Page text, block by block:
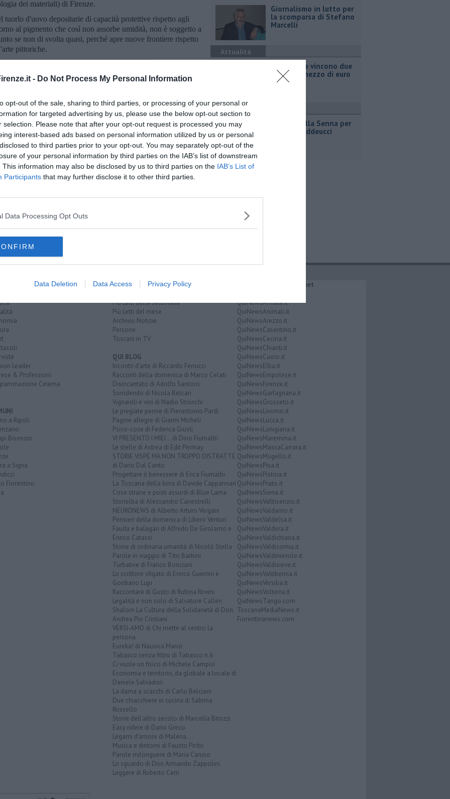
- Do Not Process My Personal Information
opt-out of the sale, sharing to third parties, or processing of your personal or
for targeted advertising by us, please use the below opt-out section to
selection. Please note that after your opt-out request is processed you may
interest-based ads based on personal information utilized by us or personal
to third parties prior to your opt-out. You may separately opt-out of the
of your personal information by third parties on the IAB’s list of downstream
This information may also be disclosed by us to third parties on the IAB’s List of
Participants that may further disclose it to other third parties.
Data Processing Opt Outs
Data Deletion Data Access Privacy Policy
dei materiali) di Firenze.
tuorlo d'uovo depositarie di capacità protettive rispetto agli
al pigmento che così non assorbe umidità, non è soggetto a
se non di svolta quasi, perché apre nuove frontiere rispetto
pittoriche.
iscriviti allaNewsletter QUInews - ToscanaMedia.
nella tua casella di posta.
del Caucaso
dimettersi
Giornalismo in lutto per
la scomparsa di Stefano
Marcelli
Attualità
Grattano e vincono due
milioni e mezzo di euro
Sport
Due ori nella Senna per
Ginevra Taddeucci
Leader
& Professioni
Cinema
a Ripoli
Bisenzio
a Signa
Fiorentino
RUBRICHE
Più Letti della settimana
Più Letti del mese
Archivio Notizie
Persone
Toscani in TV
QUI BLOG
Incontri d'arte di Riccardo Ferrucci
Racconti della domenica di Marco Celati
Disincantato di Adolfo Santoro
Sorridendo di Nicola Belcari
Vignaioli e vini di Nadio Stronchi
Le pregiate penne di Pierantonio Pardi
Pagine allegre di Gianni Micheli
Psico-cose di Federica Giusti
VI PRESENTO I MIEI... di Dino Fiumalbi
Le stelle di Astrea di Edit Permay
STORIE VISPE MA NON TROPPO DISTRATTE
di Dario Dal Canto
Progettare il benessere di Erica Fiumalbi
La Toscana della birra di Davide Cappannari
Cose strane e posti assurdi di Blue Lama
Storielba di Alessandro Canestrelli
NEURONEWS di Alberto Arturo Vergani
Pensieri della domenica di Libero Venturi
Fauda e balagan di Alfredo De Girolamo e
Enrico Catassi
Storie di ordinaria umanità di Nicolò Stella
Parole in viaggio di Tito Barbini
Turbative di Franco Bonciani
Lo scrittore sfigato di Enrico Guerrini e
Gordiano Lupi
Raccontare di Gusto di Rubina Rovini
Legalità e non solo di Salvatore Calleri
Shalom La Cultura della Solidarietà di Don
Andrea Pio Cristiani
VERSI-AMO di Chi mette al centro la
persona
Eureka! di Nausica Manzi
Tabasco senza filtro di Tabasco n.6
Ci vuole un fisico di Michele Campisi
Economia e territorio, da globale a locale di
Daniele Salvadori
La dama a scacchi di Carlo Belciani
Due chiacchiere in cucina di Sabrina
Rossello
Storie dell'altro secolo di Marcella Bitozzi
Easy ridere di Dario Greco
Legami d'amore di Malena ...
Musica e dintorni di Fausto Pirìto
Parole milonguere di Maria Caruso
Lo sguardo di Don Armando Zappolini
Leggere di Roberto Cerri
IL NETWORK QuiNews.net
QuiNewsAmiata.it
QuiNewsAnimali.it
QuiNewsArezzo.it
QuiNewsCasentino.it
QuiNewsCecina.it
QuiNewsChianti.it
QuiNewsCuoio.it
QuiNewsElba.it
QuiNewsEmpolese.it
QuiNewsFirenze.it
QuiNewsGarfagnana.it
QuiNewsGrosseto.it
QuiNewsLivorno.it
QuiNewsLucca.it
QuiNewsLunigiana.it
QuiNewsMaremma.it
QuiNewsMassaCarrara.it
QuiNewsMugello.it
QuiNewsPisa.it
QuiNewsPistoia.it
QuiNewsPrato.it
QuiNewsSiena.it
QuiNewsValbisenzio.it
QuiNewsValdarno.it
QuiNewsValdelsa.it
QuiNewsValdera.it
QuiNewsValdichiana.it
QuiNewsValdicornia.it
QuiNewsValdinievole.it
QuiNewsValdisieve.it
QuiNewsValtiberina.it
QuiNewsVersilia.it
QuiNewsVolterra.it
QuiNewsTango.com
ToscanaMediaNews.it
Fiorentinanews.com